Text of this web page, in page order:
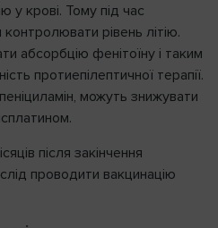
у крові. Тому під час
рівень літію.
абсорбцію фенітоїну і таким
протиепілептичної терапії.
можуть знижувати
після закінчення
проводити вакцинацію